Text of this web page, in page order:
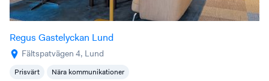
Regus Gastelyckan Lund
Fältspatvägen 4, Lund
Prisvärt Nära kommunikationer